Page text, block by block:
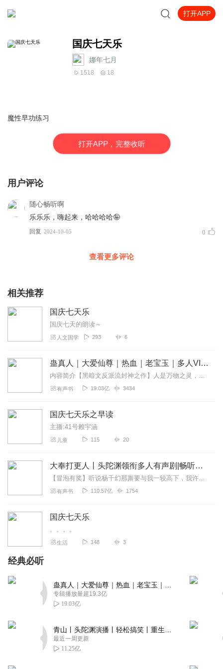
打开APP
国庆七天乐
娜年七月
1518 18
魔性早功练习
打开APP，完整收听
用户评论
随心畅听啊
乐乐乐，嗨起来，哈哈哈哈🤪
回复 2024-10-05 0
查看更多评论
相关推荐
国庆七天乐
国庆七天的朗读～
人文国学 293 6
蛊真人｜大爱仙尊｜热血｜老宝玉｜多人VIP免费有声剧
内容简介【黑暗文反派流封神之作】人是万物之灵，蛊是天地真精。一个穿越者不断重生的故事。一个养蛊、炼蛊、用蛊的奇特世界。配音组（男角色）老宝玉旁白...
有声书 19.03亿 3434
国庆七天乐之早读
主播:41号赖宇涵
儿童 115 20
大奉打更人丨头陀渊领衔多人有声剧|畅听全集|王鹤棣、田曦薇主演影视剧原著|卖报小郎君
【冒泡有奖】听说杨千幻那厮要与我一较高下，我许七安要开始装叉了！快进入声音播放页戳下方输入框，冒个泡偷偷告诉我，我要用哪些诗词才能胜过他？说得好的，有赏！202...
有声书 110.57亿 1754
国庆七天乐
。。。。
生活 148 3
经典必听
专辑播放量超19.3亿
19.03亿
最近一周更新
11.25亿